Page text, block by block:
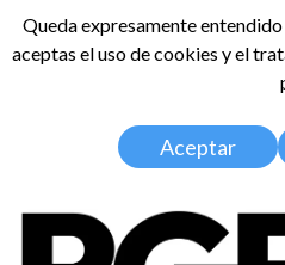
Queda expresamente
aceptas el uso de cookies y el
Aceptar